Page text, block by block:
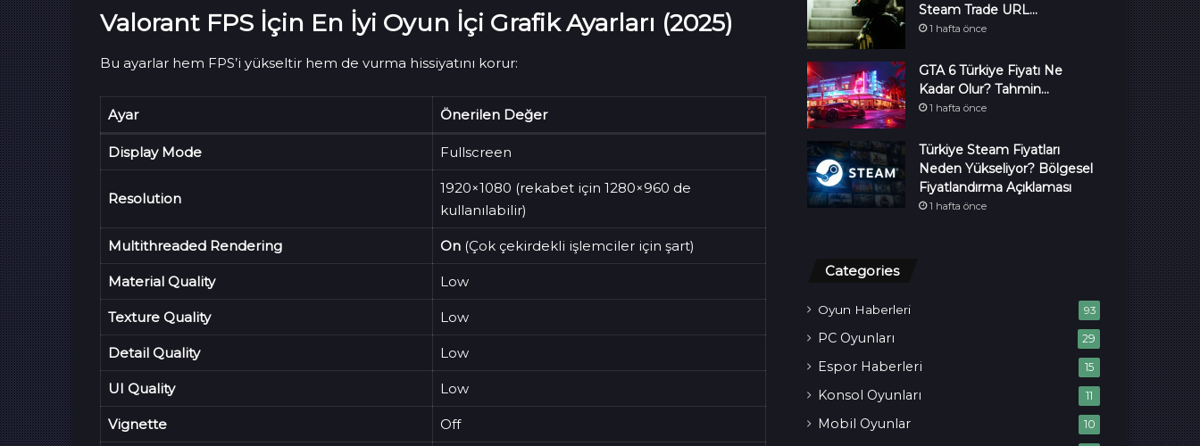
Valorant FPS İçin En İyi Oyun İçi Grafik Ayarları (2025)
Bu ayarlar hem FPS’i yükseltir hem de vurma hissiyatını korur:
Ayar Önerilen Değer
Display Mode Fullscreen
Resolution
1920×1080 (rekabet için 1280×960 de
kullanılabilir)
Multithreaded Rendering On(Çok çekirdekli işlemciler için şart)
Material Quality Low
Texture Quality Low
Detail Quality Low
UI Quality Low
Vignette Off
Steam Trade URL…
1 hafta önce
GTA 6 Türkiye Fiyatı Ne
Kadar Olur? Tahmin…
1 hafta önce
Türkiye Steam Fiyatları
Neden Yükseliyor? Bölgesel
Fiyatlandırma Açıklaması
1 hafta önce
Categories
Oyun Haberleri 93
PC Oyunları 29
Espor Haberleri 15
Konsol Oyunları 11
Mobil Oyunlar 10